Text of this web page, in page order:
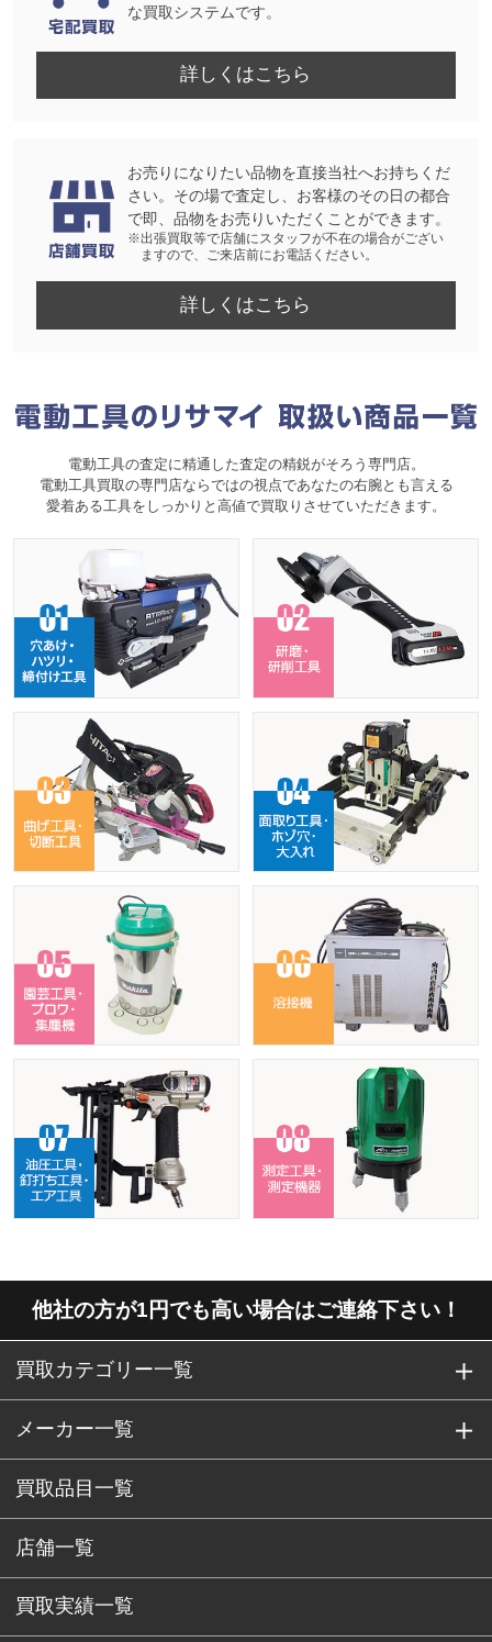
な買取システムです。
詳しくはこちら
お売りになりたい品物を直接当社へお持ちくだ
さい。その場で査定し、お客様のその日の都合
で即、品物をお売りいただくことができます。
※出張買取等で店舗にスタッフが不在の場合がござい
ますので、ご来店前にお電話ください。
詳しくはこちら
電動工具の査定に精通した査定の精鋭がそろう専門店。
電動工具買取の専門店ならではの視点であなたの右腕とも言える
愛着ある工具をしっかりと高値で買取りさせていただきます。
他社の方が1円でも高い場合はご連絡下さい！
買取カテゴリー一覧
メーカー一覧
買取品目一覧
店舗一覧
買取実績一覧